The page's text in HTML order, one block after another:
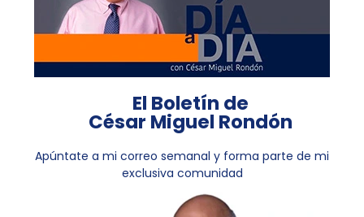
El Boletín de
César Miguel Rondón
Apúntate a mi correo semanal y forma parte de mi
exclusiva comunidad